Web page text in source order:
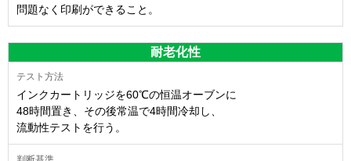
問題なく印刷ができること。
耐老化性
インクカートリッジを60℃の恒温オーブンに
48時間置き、その後常温で4時間冷却し、
流動性テストを行う。